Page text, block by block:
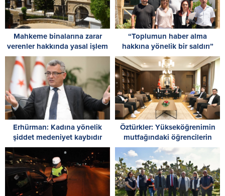
Mahkeme binalarına zarar
verenler hakkında yasal işlem
başlatıldı
“Toplumun haber alma
hakkına yönelik bir saldırı”
Erhürman: Kadına yönelik
şiddet medeniyet kaybıdır
Öztürkler: Yükseköğrenimin
mutfağındaki öğrencilerin
Cumhuriyet Meclisi’nde
kongre yapması önemli